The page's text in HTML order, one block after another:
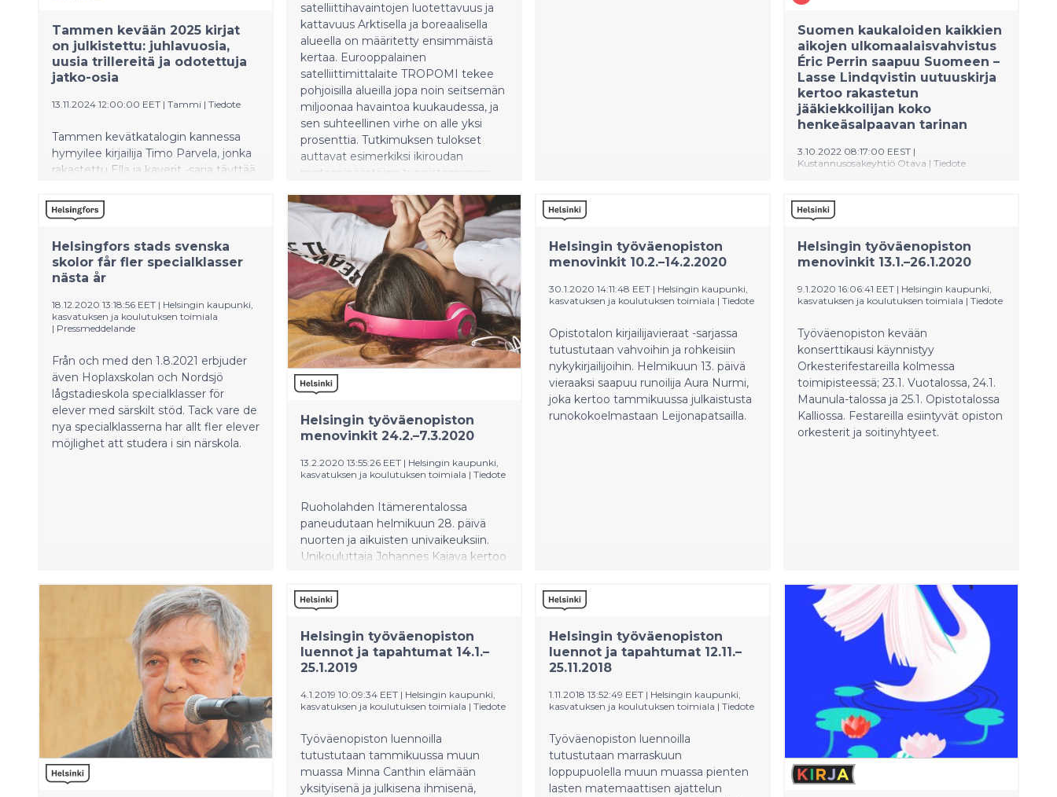
Svenskt Näringslivin
varatoimitusjohtajana sekä
elinkeinopolitiikan ja
vaikuttamistoiminnan johtajana.
Tammen kevään 2025 kirjat
on julkistettu: juhlavuosia,
uusia trillereitä ja odotettuja
jatko-osia
13.11.2024 12:00:00 EET | Tammi | Tiedote
Tammen kevätkatalogin kannessa
hymyilee kirjailija Timo Parvela, jonka
rakastettu Ella ja kaverit -sarja täyttää
Harjun esikoisteos Jäljet on
koukuttavan Taro Auramo -
suurmenestys, Mélissa Da Costan
Kaikki taivaan sini saa odotettua
jatkoa. Topi Borg kertoo, millaista on
elää autistina kauniissa mutta
epätäydellisessä maailmassa.
satelliittihavaintojen luotettavuus ja
kattavuus Arktisella ja boreaalisella
alueella on määritetty ensimmäistä
kertaa. Eurooppalainen
satelliittimittalaite TROPOMI tekee
pohjoisilla alueilla jopa noin seitsemän
miljoonaa havaintoa kuukaudessa, ja
sen suhteellinen virhe on alle yksi
prosenttia. Tutkimuksen tulokset
auttavat esimerkiksi ikiroudan
metaanipäästöjen tunnistamisessa
Suomen kaukaloiden kaikkien
aikojen ulkomaalaisvahvistus
Éric Perrin saapuu Suomeen –
Lasse Lindqvistin uutuuskirja
kertoo rakastetun
jääkiekkoilijan koko
henkeäsalpaavan tarinan
3.10.2022 08:17:00 EEST |
Kustannusosakeyhtiö Otava | Tiedote
Perrin nousi Lavalin ulkojäiltä Stanley
liigakiekon legendaksi. Perrin saapuu
Suomeen lokakuun lopussa ja on
elämäkertakirjansa tiimoilta.
Helsingfors stads svenska
skolor får fler specialklasser
nästa år
18.12.2020 13:18:56 EET | Helsingin kaupunki,
kasvatuksen ja koulutuksen toimiala
| Pressmeddelande
Från och med den 1.8.2021 erbjuder
även Hoplaxskolan och Nordsjö
lågstadieskola specialklasser för
elever med särskilt stöd. Tack vare de
nya specialklasserna har allt fler elever
möjlighet att studera i sin närskola.
Helsingin työväenopiston
menovinkit 24.2.–7.3.2020
13.2.2020 13:55:26 EET | Helsingin kaupunki,
kasvatuksen ja koulutuksen toimiala | Tiedote
Ruoholahden Itämerentalossa
paneudutaan helmikuun 28. päivä
nuorten ja aikuisten univaikeuksiin.
Unikouluttaja Johannes Kajava kertoo
unettomuudesta ja unihäiriöistä sekä
niiden hoidosta.
Helsingin työväenopiston
menovinkit 10.2.–14.2.2020
30.1.2020 14:11:48 EET | Helsingin kaupunki,
kasvatuksen ja koulutuksen toimiala | Tiedote
Opistotalon kirjailijavieraat -sarjassa
tutustutaan vahvoihin ja rohkeisiin
nykykirjailijoihin. Helmikuun 13. päivä
vieraaksi saapuu runoilija Aura Nurmi,
joka kertoo tammikuussa julkaistusta
runokokoelmastaan Leijonapatsailla.
Helsingin työväenopiston
menovinkit 13.1.–26.1.2020
9.1.2020 16:06:41 EET | Helsingin kaupunki,
kasvatuksen ja koulutuksen toimiala | Tiedote
Työväenopiston kevään
konserttikausi käynnistyy
Orkesterifestareilla kolmessa
toimipisteessä; 23.1. Vuotalossa, 24.1.
Maunula-talossa ja 25.1. Opistotalossa
Kalliossa. Festareilla esiintyvät opiston
orkesterit ja soitinyhtyeet.
Helsingin työväenopiston
luennot ja tapahtumat 14.1.–
25.1.2019
4.1.2019 10:09:34 EET | Helsingin kaupunki,
kasvatuksen ja koulutuksen toimiala | Tiedote
Työväenopiston luennoilla
tutustutaan tammikuussa muun
muassa Minna Canthin elämään
yksityisenä ja julkisena ihmisenä,
Helsingin työväenopiston
luennot ja tapahtumat 12.11.–
25.11.2018
1.11.2018 13:52:49 EET | Helsingin kaupunki,
kasvatuksen ja koulutuksen toimiala | Tiedote
Työväenopiston luennoilla
tutustutaan marraskuun
loppupuolella muun muassa pienten
lasten matemaattisen ajattelun